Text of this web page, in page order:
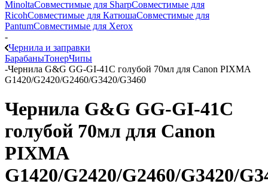
MinoltaСовместимые для SharpСовместимые для
RicohСовместимые для КатюшаСовместимые для
PantumСовместимые для Xerox
-
Чернила и заправки
БарабаныТонерЧипы
-Чернила G&G GG-GI-41C голубой 70мл для Canon PIXMA
G1420/G2420/G2460/G3420/G3460
Чернила G&G GG-GI-41C
голубой 70мл для Canon
PIXMA
G1420/G2420/G2460/G3420/